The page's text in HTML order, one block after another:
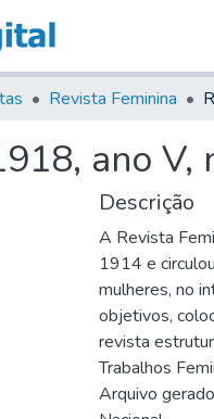
Revista Feminina
ano V,
Descrição
A Revista
1914 e
mulheres, no
objetivos,
revista
Trabalhos
Arquivo